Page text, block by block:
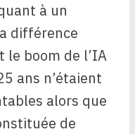
à un
différence
boom de l’IA
ans n’étaient
alors que
de